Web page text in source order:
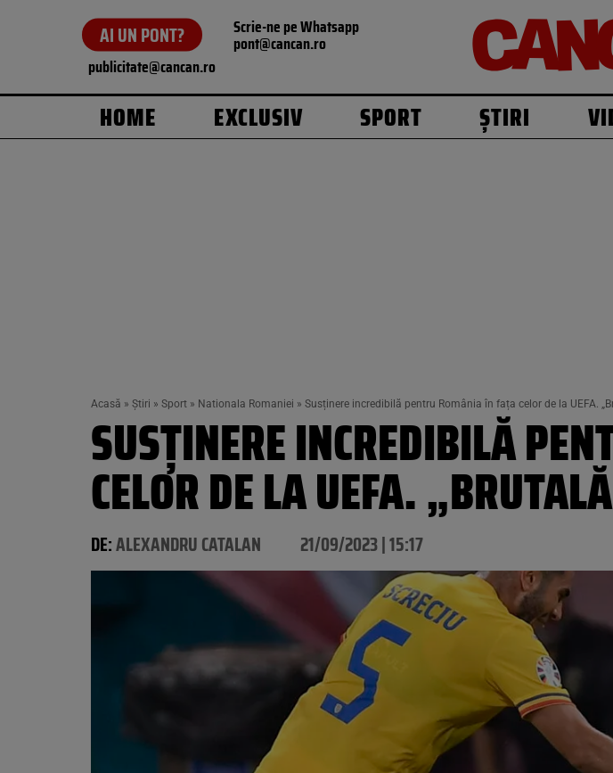
AI UN PONT? Scrie-ne pe Whatsapp
pont@cancan.ro
publicitate@cancan.ro
HOME EXCLUSIV SPORT ȘTIRI
Acasă » Știri » Sport » Nationala Romaniei » Susținere incredibilă pentru România în fața celor de la UEFA.
SUSȚINERE INCREDIBILĂ
CELOR DE LA UEFA.
DE:ALEXANDRU CATALAN 21/09/2023 | 15:17